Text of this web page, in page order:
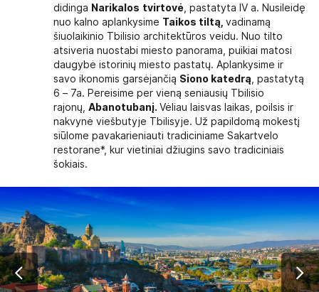
didinga Narikalos tvirtovė , pastatyta IV a. Nusileidę
nuo kalno aplankysime Taikos tiltą,vadinamą
šiuolaikinio Tbilisio architektūros veidu. Nuo tilto
atsiveria nuostabi miesto panorama, puikiai matosi
daugybė istorinių miesto pastatų. Aplankysime ir
savo ikonomis garsėjančią Siono katedrą , pastatytą
6 – 7a. Pereisime per vieną seniausių Tbilisio
rajonų,Abanotubanį.Vėliau laisvas laikas, poilsis ir
nakvynė viešbutyje Tbilisyje. Už papildomą mokestį
siūlome pavakarieniauti tradiciniame Sakartvelo
restorane*, kur vietiniai džiugins savo tradiciniais
šokiais.